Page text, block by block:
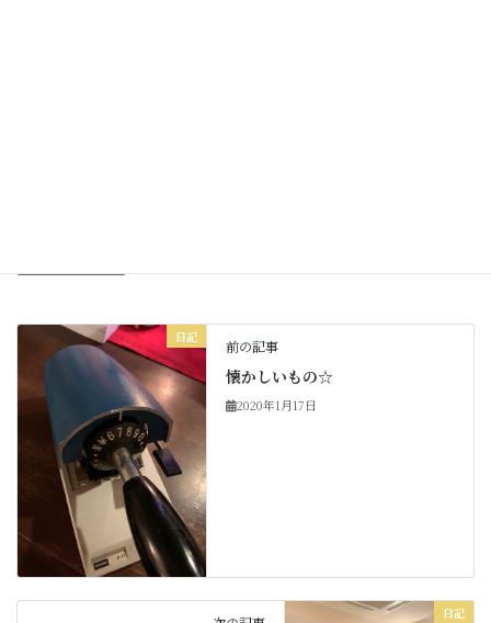
日記
前の記事
懐かしいもの☆
2020年1月17日
日記